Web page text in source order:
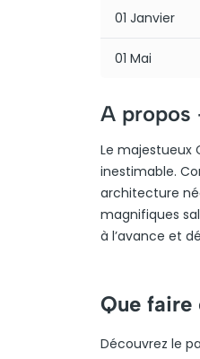
01 Janvier
01 Mai
A propos
Le majestueux
inestimable.
architecture
magnifiques
à l’avance et
Que faire
Découvrez le